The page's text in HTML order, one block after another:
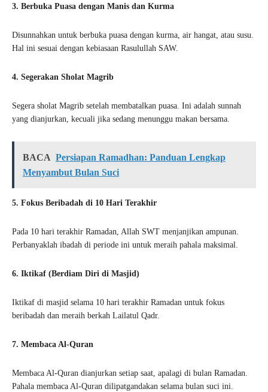
3. Berbuka Puasa dengan Manis dan Kurma
Disunnahkan untuk berbuka puasa dengan kurma, air hangat, atau susu.
Hal ini sesuai dengan kebiasaan Rasulullah SAW.
4. Segerakan Sholat Magrib
Segera sholat Magrib setelah membatalkan puasa. Ini adalah sunnah
yang dianjurkan, kecuali jika sedang menunggu makan bersama.
BACA Persiapan Ramadhan: Panduan Lengkap
Menyambut Bulan Suci
5. Fokus Beribadah di 10 Hari Terakhir
Pada 10 hari terakhir Ramadan, Allah SWT menjanjikan ampunan.
Perbanyaklah ibadah di periode ini untuk meraih pahala maksimal.
6. Iktikaf (Berdiam Diri di Masjid)
Iktikaf di masjid selama 10 hari terakhir Ramadan untuk fokus
beribadah dan meraih berkah Lailatul Qadr.
7. Membaca Al-Quran
Membaca Al-Quran dianjurkan setiap saat, apalagi di bulan Ramadan.
Pahala membaca Al-Quran dilipatgandakan selama bulan suci ini.